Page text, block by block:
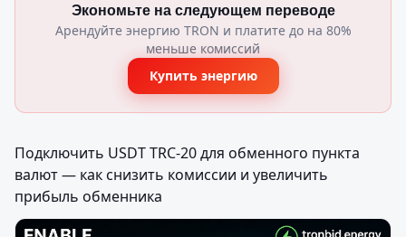
Экономьте на следующем переводе
Арендуйте энергию TRON и платите до на 80%
меньше комиссий
Купить энергию
Подключить USDT TRC-20 для обменного пункта
валют — как снизить комиссии и увеличить
прибыль обменника